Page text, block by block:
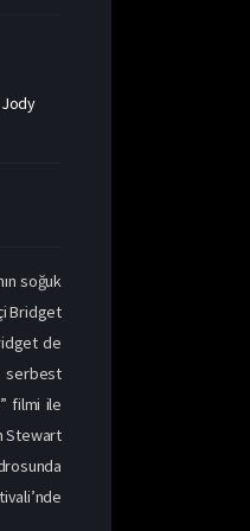
soğuk
Bridget
de
serbest
filmi ile
Stewart